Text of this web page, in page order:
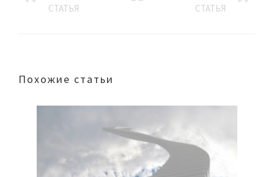
СТАТЬЯ
СТАТЬЯ
Похожие статьи